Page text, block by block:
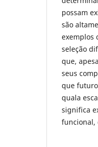
possam
são
exemplos
seleção
que,
seus
que
quala
significa
funcional,